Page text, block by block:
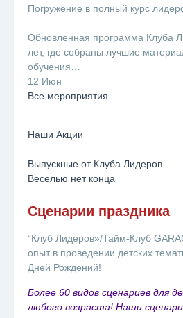
Погружение в полный курс
Обновленная программа Клуба
лет, где собраны лучшие
обучения…
12 Июн
Все мероприятия
Наши Акции
Выпускные от Клуба Лидеров
Веселью нет конца
Сценарии праздника
“Клуб Лидеров»/Тайм-Клуб
опыт в проведении детских
Дней Рождений!
Более 60 видов сценариев для
любого возраста! Наши